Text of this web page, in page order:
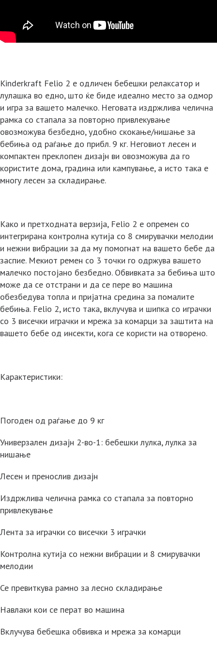
Kinderkraft Felio 2 е одличен бебешки релаксатор и
лулашка во едно, што ќе биде идеално место за одмор
и игра за вашето малечко. Неговата издржлива челична
рамка со стапала за повторно привлекување
овозможува безбедно, удобно скокање/нишање за
бебиња од раѓање до прибл. 9 кг. Неговиот лесен и
компактен преклопен дизајн ви овозможува да го
користите дома, градина или кампување, а исто така е
многу лесен за складирање.
Како и претходната верзија, Felio 2 е опремен со
интегрирана контролна кутија со 8 смирувачки мелодии
и нежни вибрации за да му помогнат на вашето бебе да
заспие. Мекиот ремен со 3 точки го одржува вашето
малечко постојано безбедно. Обвивката за бебиња што
може да се отстрани и да се пере во машина
обезбедува топла и пријатна средина за помалите
бебиња. Felio 2, исто така, вклучува и шипка со играчки
со 3 висечки играчки и мрежа за комарци за заштита на
вашето бебе од инсекти, кога се користи на отворено.
Карактеристики:
Погоден од раѓање до 9 кг
Универзален дизајн 2-во-1: бебешки лулка, лулка за
нишање
Лесен и пренослив дизајн
Издржлива челична рамка со стапала за повторно
привлекување
Лента за играчки со висечки 3 играчки
Контролна кутија со нежни вибрации и 8 смирувачки
мелодии
Се превиткува рамно за лесно складирање
Навлаки кои се перат во машина
Вклучува бебешка обвивка и мрежа за комарци